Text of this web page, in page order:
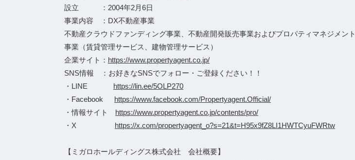
設立 ：2004年2月6日
事業内容 ：DX不動産事業
不動産クラウドファンディング事業、不動産開発販売事業およびプロパティマネジメント
事業（賃貸管理サービス、建物管理サービス）
企業サイト： https://www.propertyagent.co.jp/
SNS情報 ：お好きなSNSでフォロー・ご登録ください！！
・LINE https://lin.ee/5OLP270
・Facebook https://www.facebook.com/Propertyagent.Official/
・情報サイト https://www.propertyagent.co.jp/contents/pro/
・X https://x.com/propertyagent_o?s=21&t=H95x9fZ8LI1HWTCyuFWRtw
【ミガロホールディングス株式会社 会社概要】